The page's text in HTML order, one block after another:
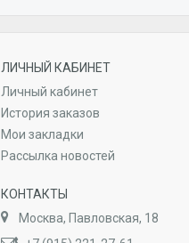
ЛИЧНЫЙ КАБИНЕТ
Личный кабинет
История заказов
Мои закладки
Рассылка новостей
КОНТАКТЫ
Москва, Павловская, 18